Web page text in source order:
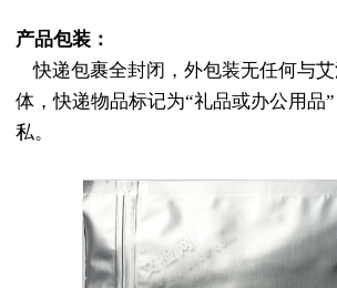
产品包装：
快递包裹全封闭，外包装无任何与
体，快递物品标记为“礼品或办公用品
私。